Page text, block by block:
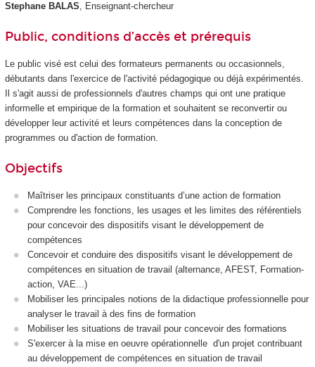
Stephane BALAS, Enseignant-chercheur
Public, conditions d’accès et prérequis
Le public visé est celui des formateurs permanents ou occasionnels,
débutants dans l'exercice de l'activité pédagogique ou déjà expérimentés.
Il s'agit aussi de professionnels d'autres champs qui ont une pratique
informelle et empirique de la formation et souhaitent se reconvertir ou
développer leur activité et leurs compétences dans la conception de
programmes ou d'action de formation.
Objectifs
Maîtriser les principaux constituants d’une action de formation
Comprendre les fonctions, les usages et les limites des référentiels
pour concevoir des dispositifs visant le développement de
compétences
Concevoir et conduire des dispositifs visant le développement de
compétences en situation de travail (alternance, AFEST, Formation-
action, VAE...)
Mobiliser les principales notions de la didactique professionnelle pour
analyser le travail à des fins de formation
Mobiliser les situations de travail pour concevoir des formations
S'exercer à la mise en oeuvre opérationnelle d'un projet contribuant
au développement de compétences en situation de travail